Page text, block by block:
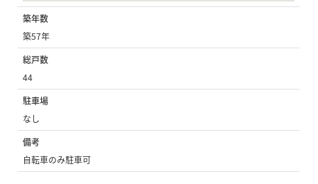
築年数
築57年
総戸数
44
駐車場
なし
備考
自転車のみ駐車可